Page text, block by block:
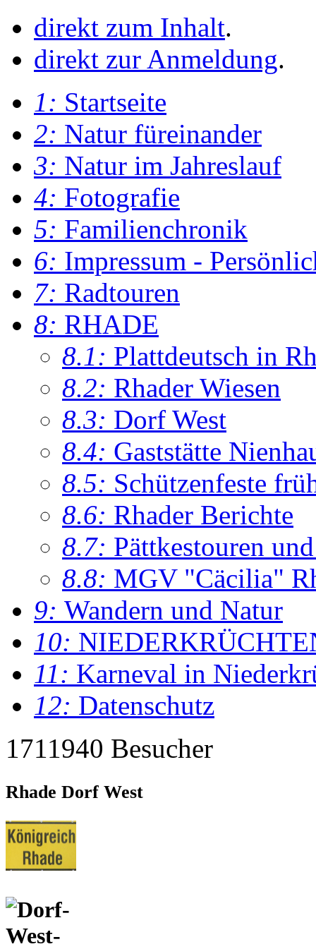
direkt zum Inhalt.
direkt zur Anmeldung.
1: Startseite
2: Natur füreinander
3: Natur im Jahreslauf
4: Fotografie
5: Familienchronik
6: Impressum -
7: Radtouren
8: RHADE
8.1: Plattdeutsch in
8.2: Rhader Wiesen
8.3: Dorf West
8.4: Gaststätte
8.5: Schützenfeste
8.6: Rhader Berichte
8.7: Pättkestouren
8.8: MGV "Cäcilia"
9: Wandern und Natur
10:
11: Karneval in
12: Datenschutz
1711940 Besucher
Rhade Dorf West